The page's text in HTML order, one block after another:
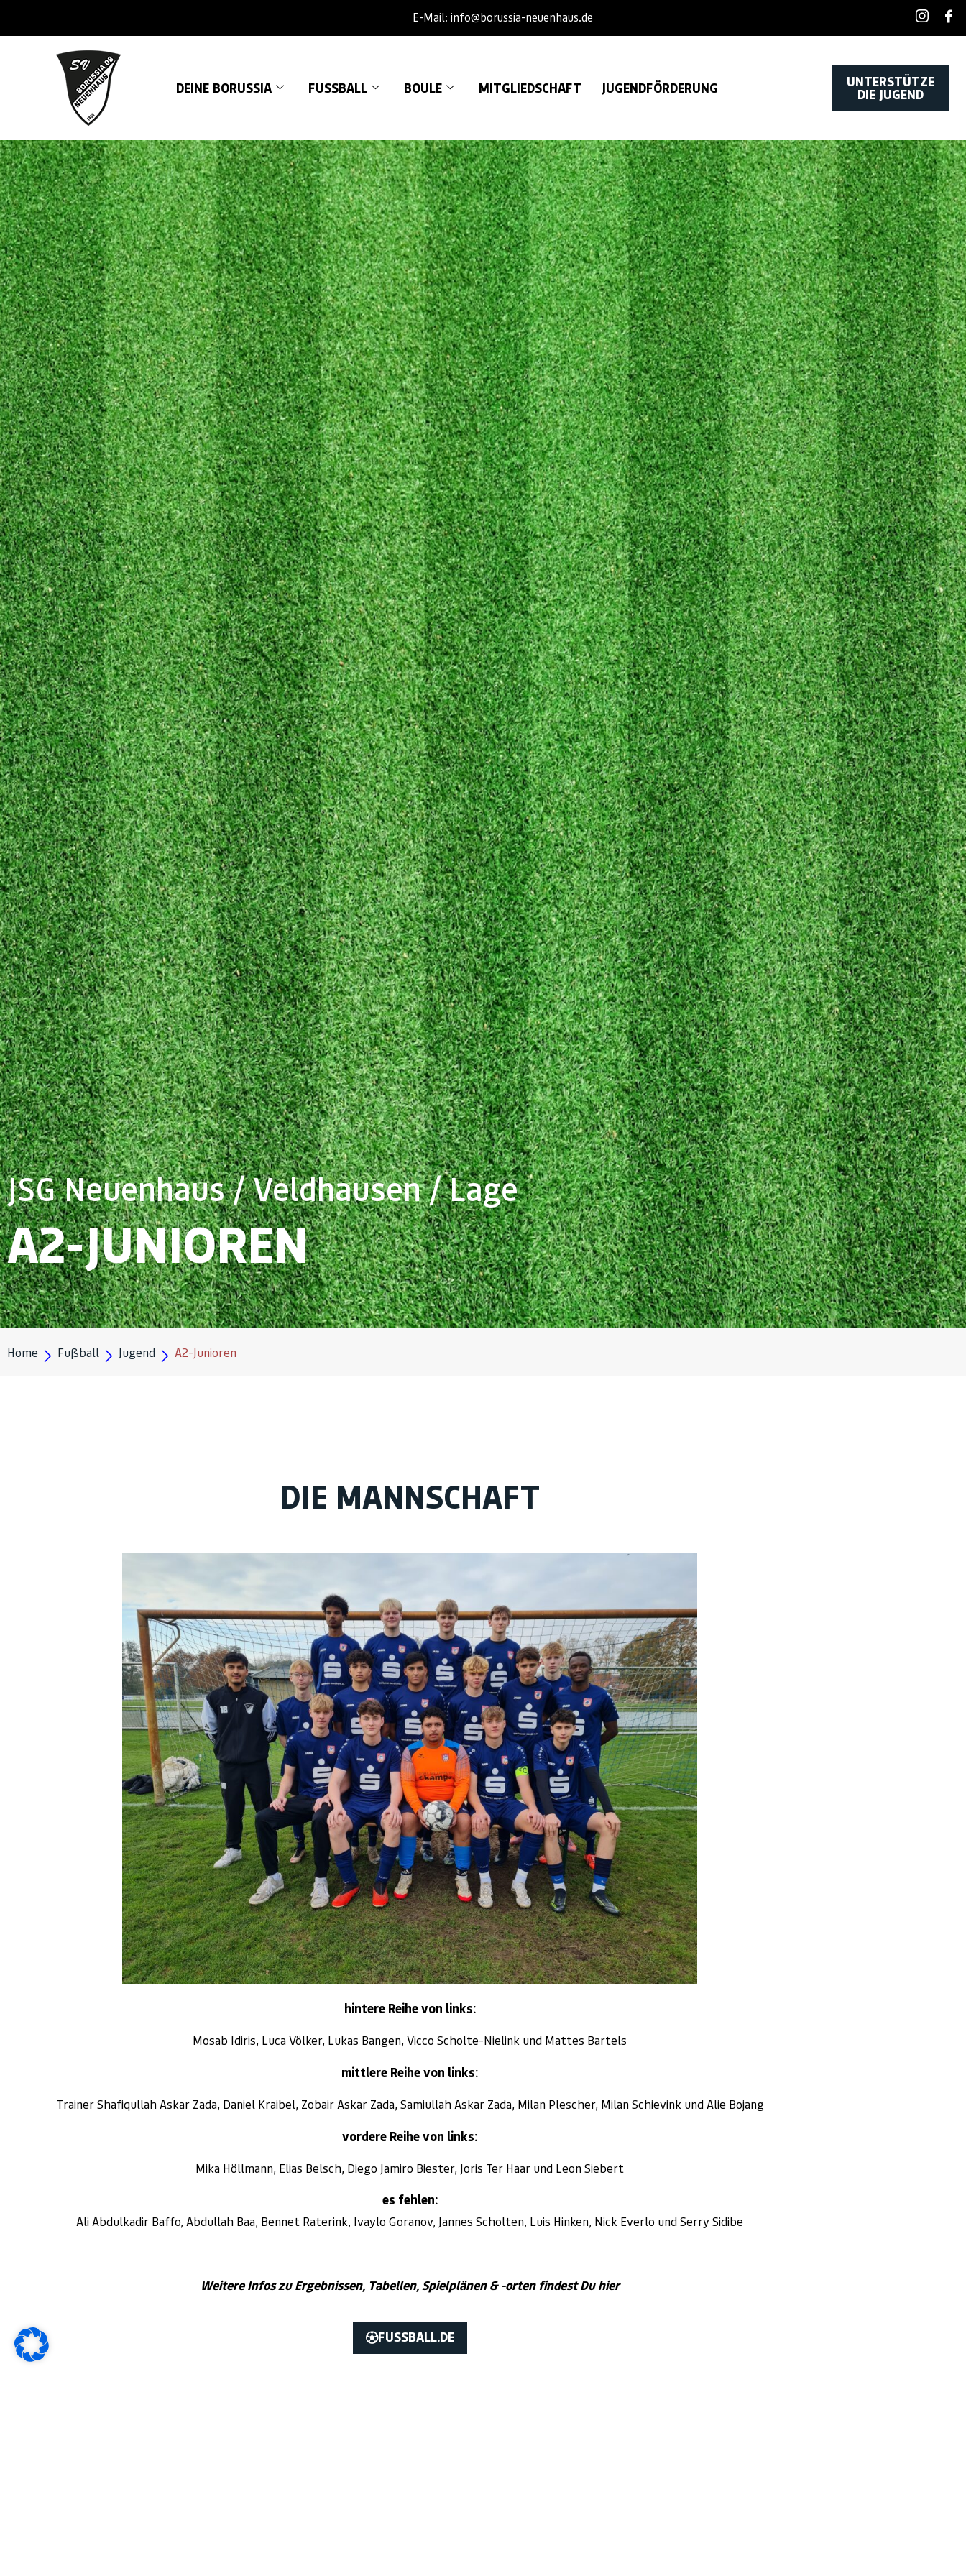
E-Mail: info@borussia-neuenhaus.de
DEINE BORUSSIA FUSSBALL BOULE MITGLIEDSCHAFT JUGENDFÖRDERUNG
UNTERSTÜTZE
DIE JUGEND
JSG Neuenhaus / Veldhausen / Lage
A2-JUNIOREN
Home Fußball Jugend A2-Junioren
DIE MANNSCHAFT
hintere Reihe von links:
Mosab Idiris, Luca Völker, Lukas Bangen, Vicco Scholte-Nielink und Mattes Bartels
mittlere Reihe von links:
Trainer Shafiqullah Askar Zada, Daniel Kraibel, Zobair Askar Zada, Samiullah Askar Zada, Milan Plescher, Milan Schievink und Alie Bojang
vordere Reihe von links:
Mika Höllmann, Elias Belsch, Diego Jamiro Biester, Joris Ter Haar und Leon Siebert
es fehlen:
Ali Abdulkadir Baffo, Abdullah Baa, Bennet Raterink, Ivaylo Goranov, Jannes Scholten, Luis Hinken, Nick Everlo und Serry Sidibe
Weitere Infos zu Ergebnissen, Tabellen, Spielplänen & -orten findest Du hier
FUSSBALL.DE